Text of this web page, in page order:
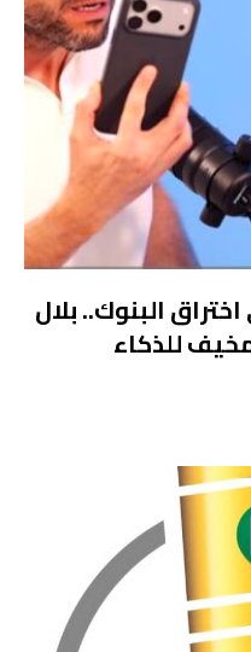
البنوك.. بلال
للذكاء